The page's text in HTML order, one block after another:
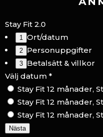
Stay Fit 2.0
Ort/datum
Personuppgifter
Betalsätt & villkor
Välj datum *
Stay Fit 12 månader,
Stay Fit 12 månader,
Stay Fit 12 månader,
Nästa